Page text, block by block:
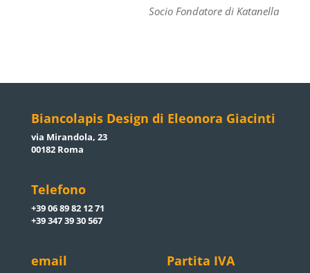
Socio Fondatore di Katanella
Biancolapis Design di Eleonora Giacinti
via Mirandola, 23
00182 Roma
Telefono
+39 06 89 82 12 71
+39 347 39 30 567
email Partita IVA